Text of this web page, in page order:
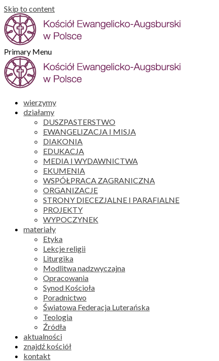
Skip to content
Primary Menu
wierzymy
działamy
DUSZPASTERSTWO
EWANGELIZACJA I MISJA
DIAKONIA
EDUKACJA
MEDIA I WYDAWNICTWA
EKUMENIA
WSPÓŁPRACA ZAGRANICZNA
ORGANIZACJE
STRONY DIECEZJALNE I PARAFIALNE
PROJEKTY
WYPOCZYNEK
materiały
Etyka
Lekcje religii
Liturgika
Modlitwa nadzwyczajna
Opracowania
Synod Kościoła
Poradnictwo
Światowa Federacja Luterańska
Teologia
Źródła
aktualności
znajdź kościół
kontakt